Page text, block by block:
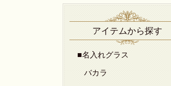
アイテムから探す
■名入れグラス
バカラ